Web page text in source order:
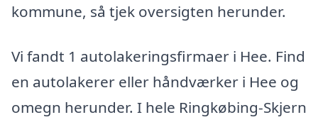
kommune, så tjek oversigten herunder.
Vi fandt 1 autolakeringsfirmaer i Hee. Find
en autolakerer eller håndværker i Hee og
omegn herunder. I hele Ringkøbing-Skjern